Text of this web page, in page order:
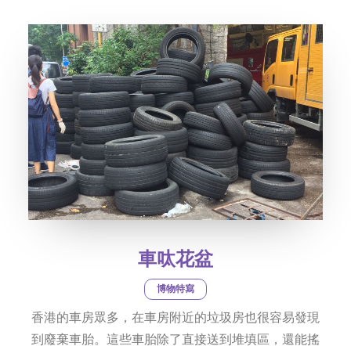
社交平台
字型大小
車呔花盆
博物特寫
香港的車房眾多，在車房附近的垃圾房也很容易發現
到廢棄車胎。這些車胎除了直接送到堆填區，還能搖